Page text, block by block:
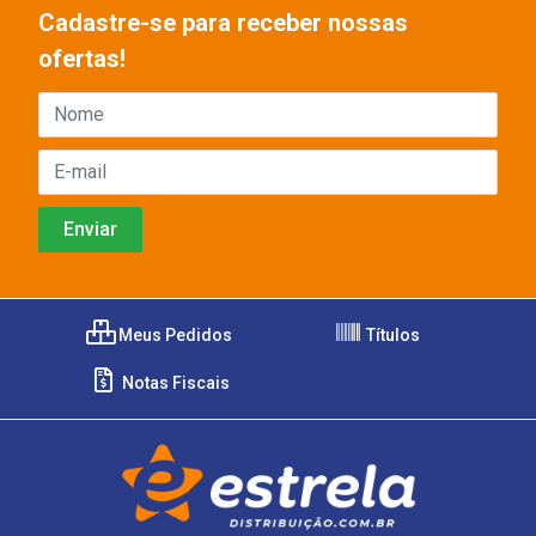
Cadastre-se para receber nossas
ofertas!
Meus Pedidos Títulos
Notas Fiscais